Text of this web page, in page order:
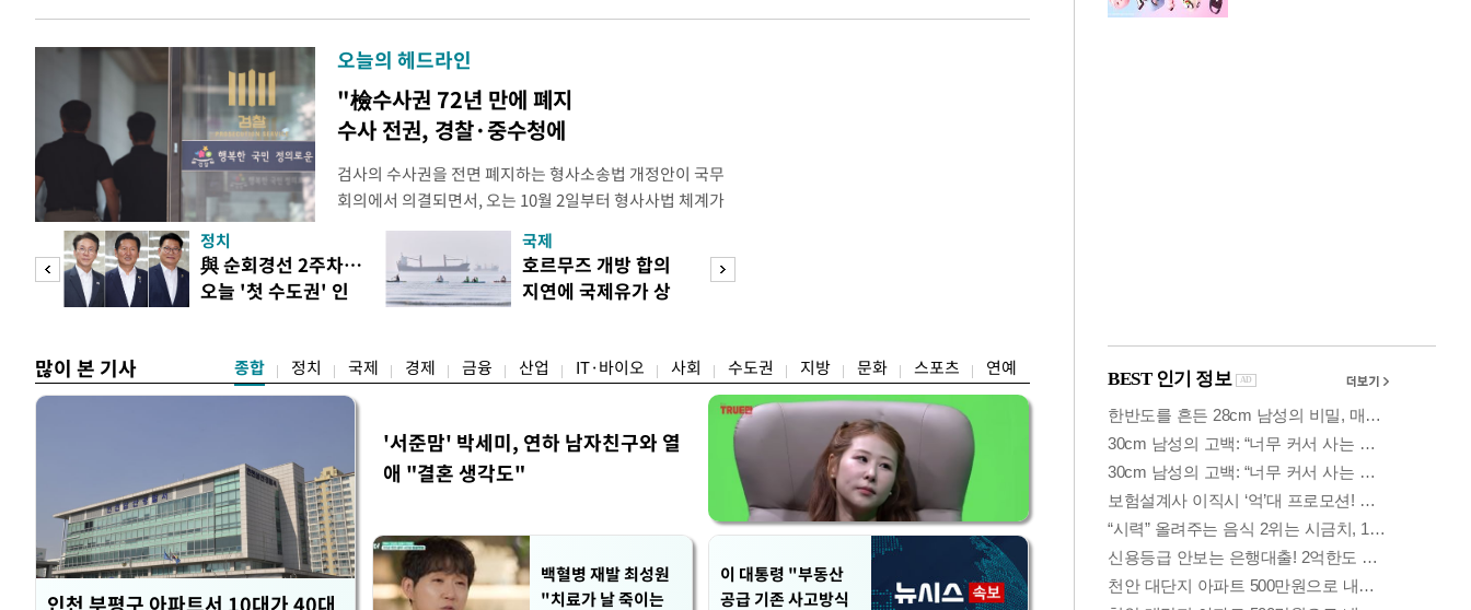
오늘의 헤드라인
"檢수사권 72년 만에 폐지
수사 전권, 경찰·중수청에
검사의 수사권을 전면 폐지하는 형사소송법 개정안이 국무
회의에서 의결되면서, 오는 10월 2일부터 형사사법 체계가
전면 개편된다. 검사의 모든 수사권이 사라지고 경찰이 인지
사건부터 고소·고발 사건까지 수사 전반을 전담하게 된다. 8
일 법조계에 따르면 검사의 보완수사를 폐지하고 수사 주체
를 사법경찰관으로 일원화하는 내용의 형사소송법 일부개
정치
與 순회경선 2주차…
오늘 '첫 수도권' 인
국제
호르무즈 개방 합의
지연에 국제유가 상
많이 본 기사 종합 정치 국제 경제 금융 산업 IT·바이오 사회 수도권 지방 문화 스포츠 연예
인천 부평구 아파트서 10대가 40대
'서준맘' 박세미, 연하 남자친구와 열
애 "결혼 생각도"
백혈병 재발 최성원
"치료가 날 죽이는
이 대통령 "부동산
공급 기존 사고방식